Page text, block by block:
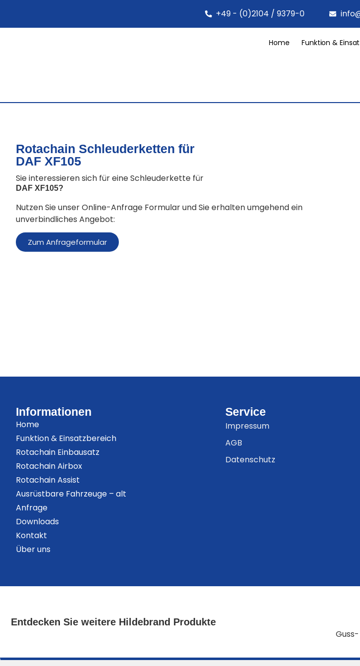
+49 - (0)2104 / 9379-0
Home Funktion &
Rotachain Schleuderketten für
DAF XF105
Sie interessieren sich für eine Schleuderkette für
DAF XF105?
Nutzen Sie unser Online-Anfrage Formular und Sie erhalten umgehend ein
unverbindliches Angebot:
Zum Anfrageformular
Informationen
Home
Funktion & Einsatzbereich
Rotachain Einbausatz
Rotachain Airbox
Rotachain Assist
Ausrüstbare Fahrzeuge – alt
Anfrage
Downloads
Kontakt
Über uns
Service
Impressum
AGB
Datenschutz
Entdecken Sie weitere Hildebrand Produkte